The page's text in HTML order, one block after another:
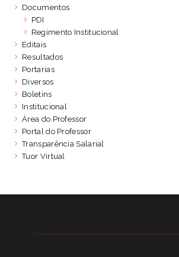
Documentos
PDI
Regimento Institucional
Editais
Resultados
Portarias
Diversos
Boletins
Institucional
Área do Professor
Portal do Professor
Transparência Salarial
Tuor Virtual